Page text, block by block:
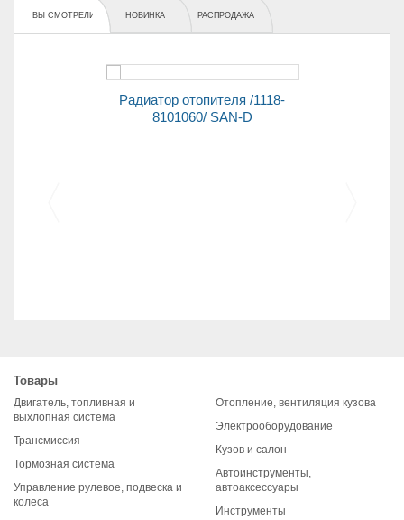
ВЫ СМОТРЕЛИ НОВИНКА РАСПРОДАЖА
(7*16*20)
Товары
Двигатель, топливная и
выхлопная система
Трансмиссия
Тормозная система
Управление рулевое, подвеска и
колеса
Отопление, вентиляция кузова
Электрооборудование
Кузов и салон
Автоинструменты,
автоаксессуары
Инструменты